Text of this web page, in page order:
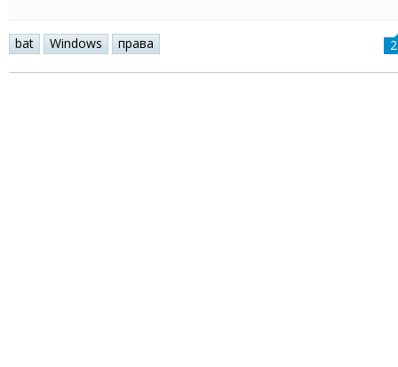
bat Windows права